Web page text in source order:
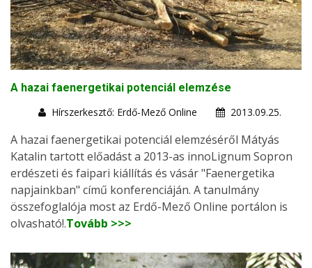
A hazai faenergetikai potenciál elemzése
Hírszerkesztő: Erdő-Mező Online
2013.09.25.
A hazai faenergetikai potenciál elemzéséről Mátyás
Katalin tartott előadást a 2013-as innoLignum Sopron
erdészeti és faipari kiállítás és vásár "Faenergetika
napjainkban" című konferenciáján. A tanulmány
összefoglalója most az Erdő-Mező Online portálon is
olvasható!.Tovább >>>